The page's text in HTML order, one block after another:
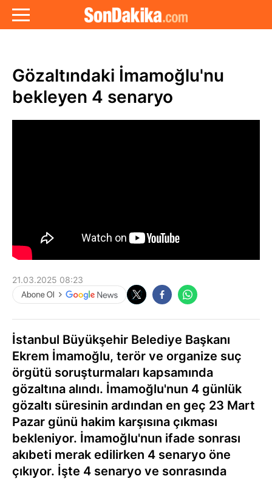
Gözaltındaki İmamoğlu'nu
bekleyen 4 senaryo
21.03.2025 08:23
İstanbul Büyükşehir Belediye Başkanı
Ekrem İmamoğlu, terör ve organize suç
örgütü soruşturmaları kapsamında
gözaltına alındı. İmamoğlu'nun 4 günlük
gözaltı süresinin ardından en geç 23 Mart
Pazar günü hakim karşısına çıkması
bekleniyor. İmamoğlu'nun ifade sonrası
akıbeti merak edilirken 4 senaryo öne
çıkıyor. İşte 4 senaryo ve sonrasında